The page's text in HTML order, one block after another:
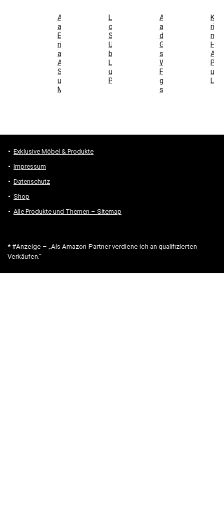
Akustikpaneele
aus
Eiche
richtig
auswählen:
Aufbau,
Schallwirkung
und
Montage
Landhausdiele
oder
Schiffsboden:
Unterschiede
bei
Laminat
und
Parkett
Auflaufform
auf
den
Grill
stellen:
Welche
Formen
geeignet
sind
und
Exklusive Möbel & Produkte
Impressum
Datenschutz
Shop
Alle Produkte und Themen – Sitemap
* #Anzeige – „Als Amazon-Partner verdiene ich an qualifizierten
Verkäufen.“